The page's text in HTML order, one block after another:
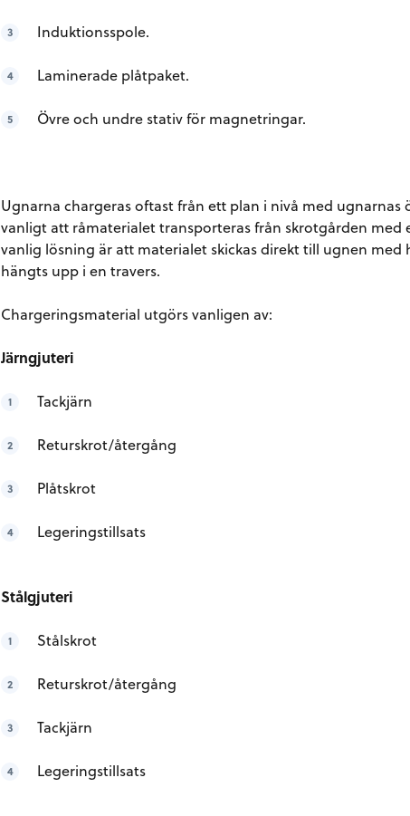
Induktionsspole.
Laminerade plåtpaket.
Övre och undre stativ för magnetringar.
Ugnarna chargeras oftast från ett plan i nivå med
vanligt att råmaterialet transporteras från skrotgården med
vanlig lösning är att materialet skickas direkt till ugnen med
hängts upp i en travers.
Chargeringsmaterial utgörs vanligen av:
Järngjuteri
Tackjärn
Returskrot/återgång
Plåtskrot
Legeringstillsats
Stålgjuteri
Stålskrot
Returskrot/återgång
Tackjärn
Legeringstillsats